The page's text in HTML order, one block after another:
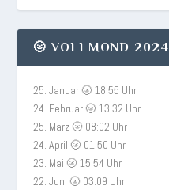
🌝 VOLLMOND 2024
25. Januar 🌝 18:55 Uhr
24. Februar 🌝 13:32 Uhr
25. März 🌝 08:02 Uhr
24. April 🌝 01:50 Uhr
23. Mai 🌝 15:54 Uhr
22. Juni 🌝 03:09 Uhr